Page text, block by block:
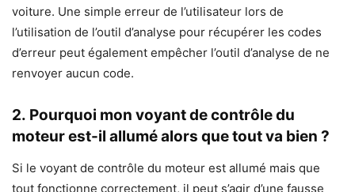
voiture. Une simple erreur de l’utilisateur lors de
l’utilisation de l’outil d’analyse pour récupérer les codes
d’erreur peut également empêcher l’outil d’analyse de ne
renvoyer aucun code.
2. Pourquoi mon voyant de contrôle du
moteur est-il allumé alors que tout va bien ?
Si le voyant de contrôle du moteur est allumé mais que
tout fonctionne correctement, il peut s’agir d’une fausse